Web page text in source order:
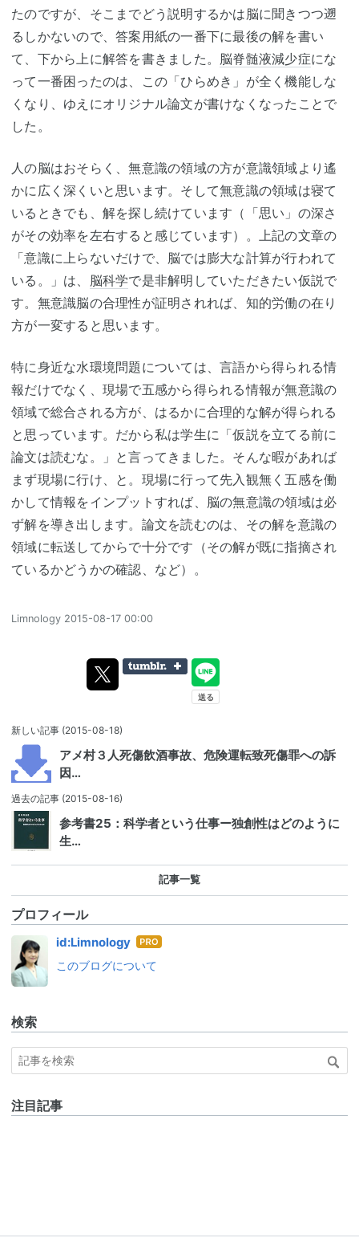
たのですが、そこまでどう説明するかは脳に聞きつつ遡
るしかないので、答案用紙の一番下に最後の解を書い
て、下から上に解答を書きました。 脳脊髄液減少症にな
って一番困ったのは、この「ひらめき」が全く機能しな
くなり、ゆえにオリジナル論文が書けなくなったことで
した。
人の脳はおそらく、無意識の領域の方が意識領域より遙
かに広く深くいと思います。そして無意識の領域は寝て
いるときでも、解を探し続けています（「思い」の深さ
がその効率を左右すると感じています）。上記の文章の
「意識に上らないだけで、脳では膨大な計算が行われて
いる。」は、 脳科学で是非解明していただきたい仮説で
す。無意識脳の合理性が証明されれば、知的労働の在り
方が一変すると思います。
特に身近な水環境問題については、言語から得られる情
報だけでなく、現場で五感から得られる情報が無意識の
領域で総合される方が、はるかに合理的な解が得られる
と思っています。だから私は学生に「仮説を立てる前に
論文は読むな。」と言ってきました。そんな暇があれば
まず現場に行け、と。現場に行って先入観無く五感を働
かして情報をインプットすれば、脳の無意識の領域は必
ず解を導き出します。論文を読むのは、その解を意識の
領域に転送してからで十分です（その解が既に指摘され
ているかどうかの確認、など）。
Limnology 2015-08-17 00:00
新しい記事 (2015-08-18)
アメ村３人死傷飲酒事故、危険運転致死傷罪への訴
因…
過去の記事 (2015-08-16)
参考書25：科学者という仕事ー独創性はどのように
生…
記事一覧
プロフィール
id:Limnology はて
ログ
このブログについて
検索
注目記事